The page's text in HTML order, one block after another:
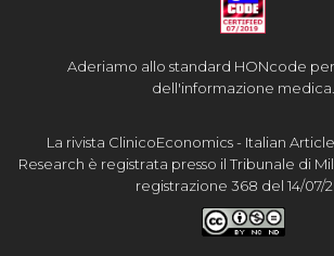
Aderiamo allo standard HONcode
dell'informazione medica.
La rivista ClinicoEconomics - Italian
Research è registrata presso il Tribunale di
registrazione 368 del 14/07/